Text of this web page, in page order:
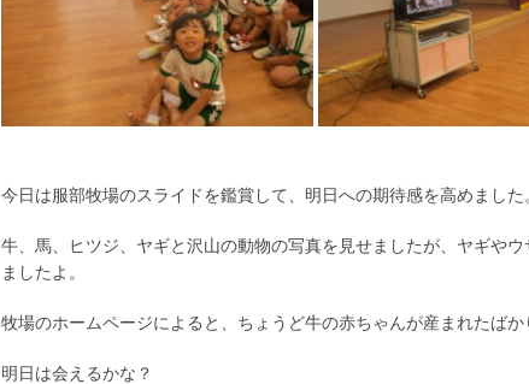
今日は服部牧場のスライドを鑑賞して、明日への期待感を高めました
牛、馬、ヒツジ、ヤギと沢山の動物の写真を見せましたが、ヤギや
ましたよ。
牧場のホームページによると、ちょうど牛の赤ちゃんが産まれたばか
明日は会えるかな？